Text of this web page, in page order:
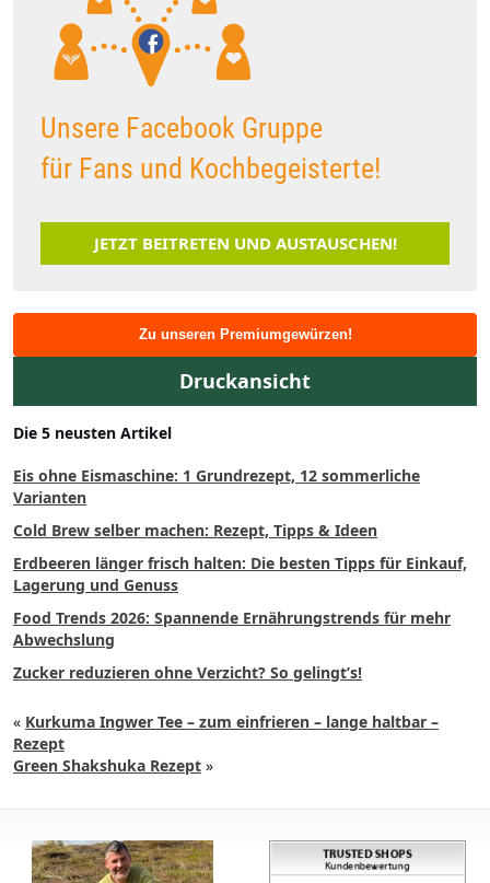
Unsere Facebook Gruppe
für Fans und Kochbegeisterte!
JETZT BEITRETEN UND AUSTAUSCHEN!
Zu unseren Premiumgewürzen!
Druckansicht
Die 5 neusten Artikel
Eis ohne Eismaschine: 1 Grundrezept, 12 sommerliche
Varianten
Cold Brew selber machen: Rezept, Tipps & Ideen
Erdbeeren länger frisch halten: Die besten Tipps für Einkauf,
Lagerung und Genuss
Food Trends 2026: Spannende Ernährungstrends für mehr
Abwechslung
Zucker reduzieren ohne Verzicht? So gelingt’s!
« Kurkuma Ingwer Tee – zum einfrieren – lange haltbar –
Rezept
Green Shakshuka Rezept »